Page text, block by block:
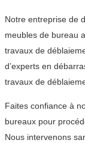
Notre entreprise de
meubles de bureau
travaux de
d’experts en
travaux de
Faites confiance à
bureaux pour
Nous intervenons